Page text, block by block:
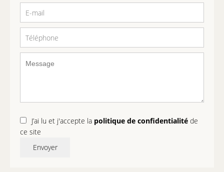
J’ai lu et j'accepte la politique de confidentialité de
ce site
Envoyer